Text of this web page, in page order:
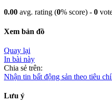
0.00 avg. rating (0% score) - 0
Xem bản đồ
Quay lại
In bài này
Chia sẻ trên:
Nhận tin bất động sản theo tiêu
Lưu ý